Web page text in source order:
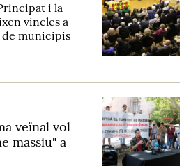
i la
vincles a
de municipis
veïnal vol
massiu" a